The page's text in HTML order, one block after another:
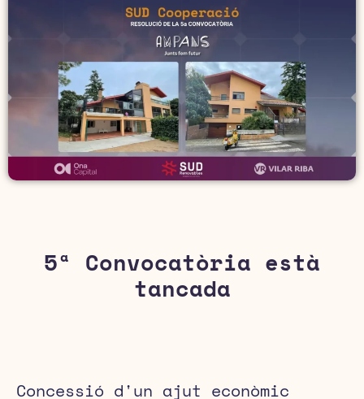
5ª Convocatòria està
tancada
Concessió d'un ajut econòmic